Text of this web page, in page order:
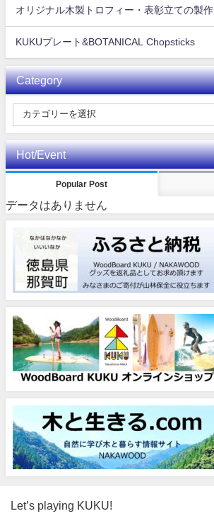
オリジナル木製トロフィー・表彰立ての製作
KUKUプレート&BOTANICAL Chopsticks
Category
Hot/Event
Popular Post
データはありません
Let’s playing KUKU!